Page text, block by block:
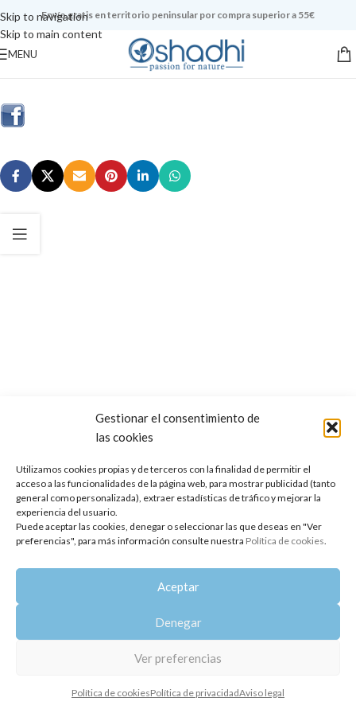
Gestionar el consentimiento de
las cookies
Utilizamos cookies propias y de terceros con la finalidad de permitir el
acceso a las funcionalidades de la página web, para mostrar publicidad (tanto
general como personalizada), extraer estadísticas de tráfico y mejorar la
experiencia del usuario.
Puede aceptar las cookies, denegar o seleccionar las que deseas en "Ver
preferencias", para más información consulte nuestra Política de cookies.
Aceptar
Denegar
Ver preferencias
Política de cookiesPolítica de privacidadAviso legal
Skip to navigation
Skip to main content
Envío gratis en territorio peninsular por compra superior a 55€
MENU
Copyright 2014-2025
Política de privacidad Aviso legal | Política de cookies